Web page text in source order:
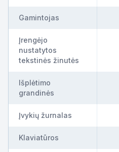
Gamintojas
Įrengėjo
nustatytos
tekstinės žinutės
Išplėtimo
grandinės
Įvykių žurnalas
Klaviatūros